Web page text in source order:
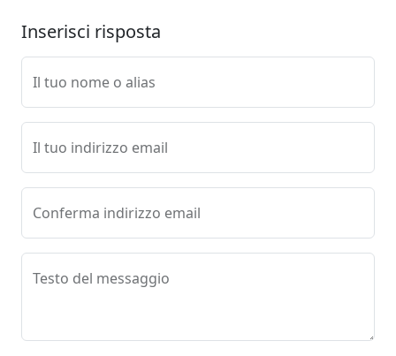
Inserisci risposta
Il tuo nome o alias
Il tuo indirizzo email
Conferma indirizzo email
Testo del messaggio